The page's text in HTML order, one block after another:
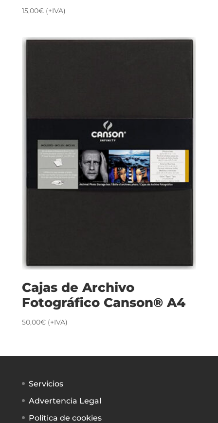
15,00€ (+IVA)
Cajas de Archivo
Fotográfico Canson® A4
50,00€ (+IVA)
Servicios
Advertencia Legal
Política de cookies